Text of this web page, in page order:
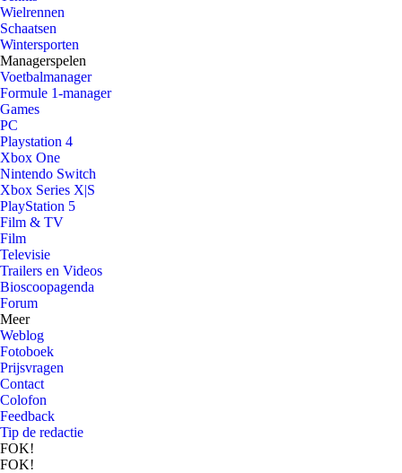
Wielrennen
Schaatsen
Wintersporten
Managerspelen
Voetbalmanager
Formule 1-manager
Games
PC
Playstation 4
Xbox One
Nintendo Switch
Xbox Series X|S
PlayStation 5
Film & TV
Film
Televisie
Trailers en Videos
Bioscoopagenda
Forum
Meer
Weblog
Fotoboek
Prijsvragen
Contact
Colofon
Feedback
Tip de redactie
FOK!
FOK!